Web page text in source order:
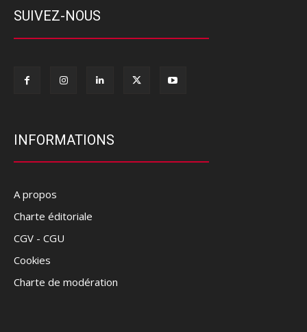
SUIVEZ-NOUS
INFORMATIONS
A propos
Charte éditoriale
CGV - CGU
Cookies
Charte de modération